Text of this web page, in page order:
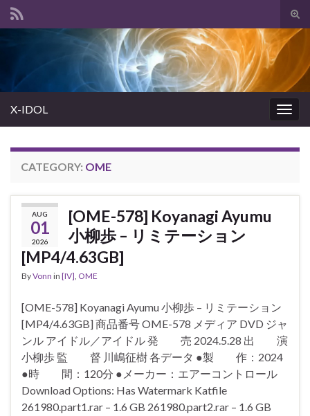
Search for:
X-IDOL
CATEGORY: OME
AUG
01
2026
[OME-578] Koyanagi Ayumu
小柳歩 – リミテーション
[MP4/4.63GB]
ByVonn in [IV], OME
[OME-578] Koyanagi Ayumu 小柳歩 – リミテーション
[MP4/4.63GB] 商品番号 OME-578 メディア DVD ジャ
ンル アイドル／アイドル 発 売 2024.5.28 出 演
小柳歩 監 督 川嶋征樹 各データ ●製 作：2024
●時 間：120分 ●メーカー：エアーコントロール
Download Options: Has Watermark Katfile
261980.part1.rar – 1.6 GB 261980.part2.rar – 1.6 GB